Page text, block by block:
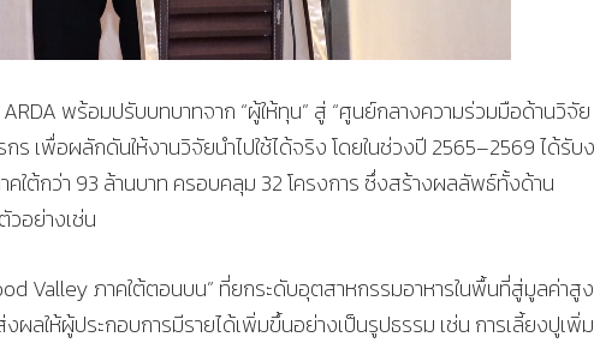
ARDA พร้อมปรับบทบาทจาก “ผู้ให้ทุน” สู่ “ศูนย์กลางความร่วมมือด้านวิจัย
ร เพื่อผลักดันให้งานวิจัยนำไปใช้ได้จริง โดยในช่วงปี 2565–2569 ได้รับ
ใต้กว่า 93 ล้านบาท ครอบคลุม 32 โครงการ ซึ่งสร้างผลลัพธ์ทั้งด้าน
วอย่างเช่น
Valley ภาคใต้ตอนบน” ที่ยกระดับอุตสาหกรรมอาหารในพื้นที่สู่มูลค่าสูง
ลให้ผู้ประกอบการมีรายได้เพิ่มขึ้นอย่างเป็นรูปธรรม เช่น การเลี้ยงปูเพิ่